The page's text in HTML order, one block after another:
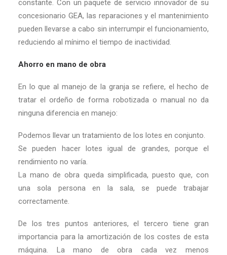
constante. Con un paquete de servicio innovador de su
concesionario GEA, las reparaciones y el mantenimiento
pueden llevarse a cabo sin interrumpir el funcionamiento,
reduciendo al mínimo el tiempo de inactividad.
Ahorro en mano de obra
En lo que al manejo de la granja se refiere, el hecho de
tratar el ordeño de forma robotizada o manual no da
ninguna diferencia en manejo:
Podemos llevar un tratamiento de los lotes en conjunto.
Se pueden hacer lotes igual de grandes, porque el
rendimiento no varía.
La mano de obra queda simplificada, puesto que, con
una sola persona en la sala, se puede trabajar
correctamente.
De los tres puntos anteriores, el tercero tiene gran
importancia para la amortización de los costes de esta
máquina. La mano de obra cada vez menos